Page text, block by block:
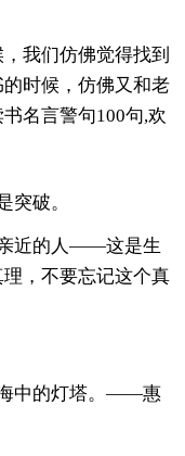
我们仿佛觉得找到
时候，仿佛又和老
名言警句100句,欢
突破。
近的人——这是生
，不要忘记这个真
中的灯塔。——惠